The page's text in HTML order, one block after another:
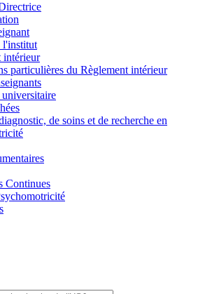
l'institut
intérieur
particulières du Règlement intérieur
de soins et de recherche en
Continues